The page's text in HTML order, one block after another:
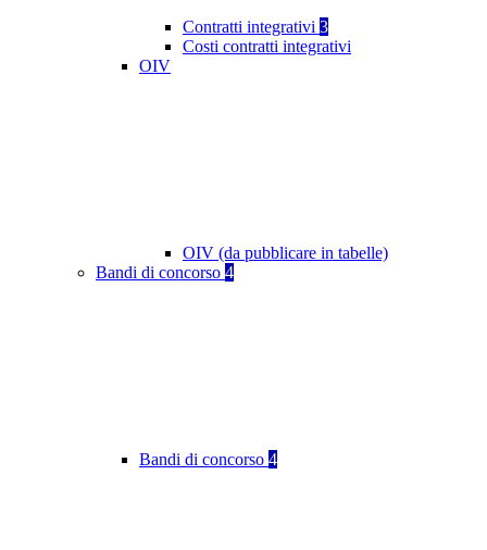
Contratti integrativi 3
Costi contratti integrativi
OIV
OIV (da pubblicare in tabelle)
Bandi di concorso 4
Bandi di concorso 4